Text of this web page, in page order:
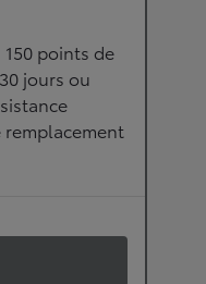
points de
jours ou